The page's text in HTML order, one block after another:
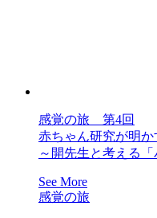
感覚の旅 第4回
赤ちゃん研究が明
～開先生と考える
See More
感覚の旅